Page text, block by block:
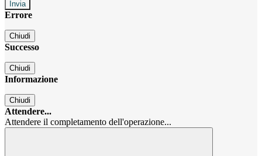
Errore
Chiudi
Successo
Chiudi
Informazione
Chiudi
Attendere...
Attendere il completamento dell'operazione...